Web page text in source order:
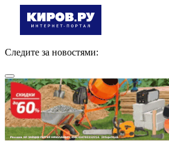
Следите за новостями: